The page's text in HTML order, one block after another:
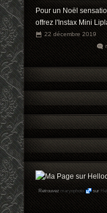
Pour un Noël
offrez l'Instax Mini
22 décembre 2019
Retrouvez maryophoto sur